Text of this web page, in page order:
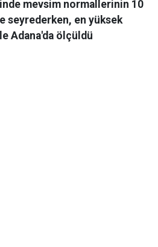
mevsim normallerinin 10
seyrederken, en yüksek
Adana'da ölçüldü